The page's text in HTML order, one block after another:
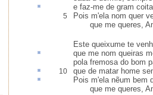
e faz-me de gram coita
5
Pois m'ela nom quer
que me queres,
Este queixume te
que me nom queiras
pola fremosa do bom
10
que de matar home
Pois m'ela nẽum bem
que me queres,